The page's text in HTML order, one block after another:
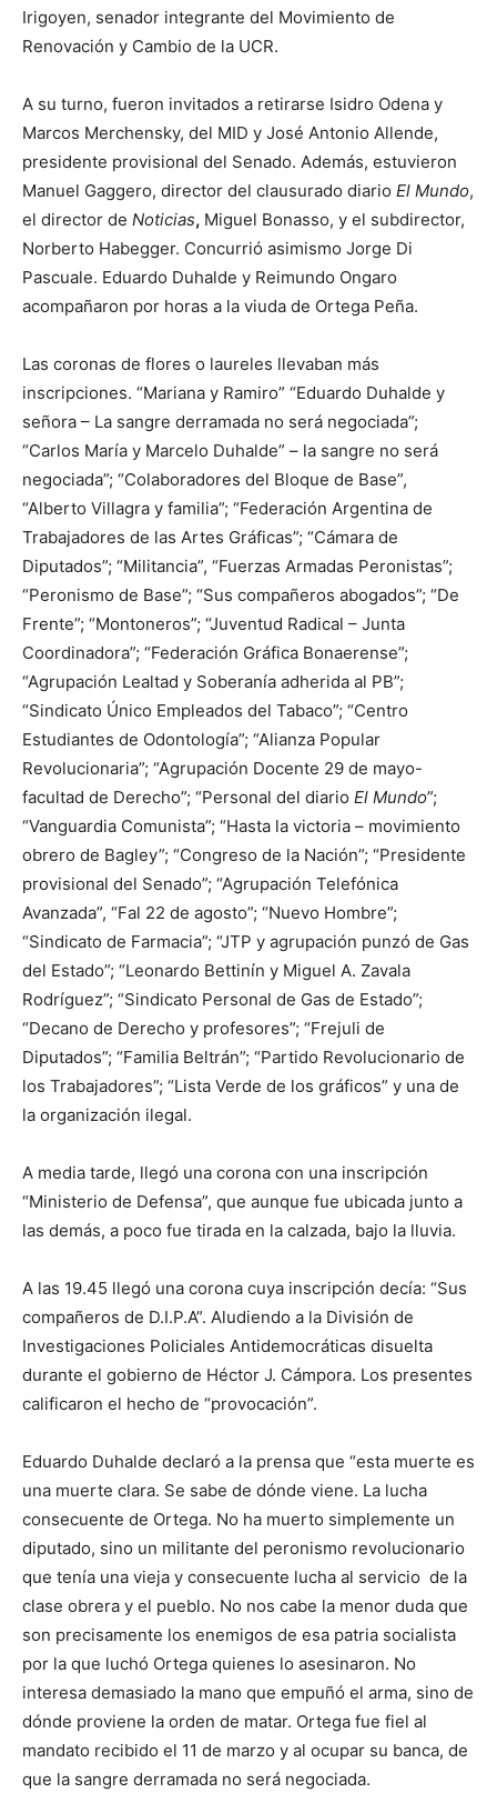
Irigoyen, senador integrante del Movimiento de
Renovación y Cambio de la UCR.
A su turno, fueron invitados a retirarse Isidro Odena y
Marcos Merchensky, del MID y José Antonio Allende,
presidente provisional del Senado. Además, estuvieron
Manuel Gaggero, director del clausurado diario El Mundo,
el director de Noticias, Miguel Bonasso, y el subdirector,
Norberto Habegger. Concurrió asimismo Jorge Di
Pascuale. Eduardo Duhalde y Reimundo Ongaro
acompañaron por horas a la viuda de Ortega Peña.
Las coronas de flores o laureles llevaban más
inscripciones. “Mariana y Ramiro” “Eduardo Duhalde y
señora – La sangre derramada no será negociada”;
“Carlos María y Marcelo Duhalde” – la sangre no será
negociada”; “Colaboradores del Bloque de Base”,
“Alberto Villagra y familia”; “Federación Argentina de
Trabajadores de las Artes Gráficas”; “Cámara de
Diputados”; “Militancia”, “Fuerzas Armadas Peronistas”;
“Peronismo de Base”; “Sus compañeros abogados”; “De
Frente”; “Montoneros”; “Juventud Radical – Junta
Coordinadora”; “Federación Gráfica Bonaerense”;
“Agrupación Lealtad y Soberanía adherida al PB”;
“Sindicato Único Empleados del Tabaco”; “Centro
Estudiantes de Odontología”; “Alianza Popular
Revolucionaria”; “Agrupación Docente 29 de mayo-
facultad de Derecho”; “Personal del diario El Mundo”;
“Vanguardia Comunista”; “Hasta la victoria – movimiento
obrero de Bagley”; “Congreso de la Nación”; “Presidente
provisional del Senado”; “Agrupación Telefónica
Avanzada”, “Fal 22 de agosto”; “Nuevo Hombre”;
“Sindicato de Farmacia”; “JTP y agrupación punzó de Gas
del Estado”; “Leonardo Bettinín y Miguel A. Zavala
Rodríguez”; “Sindicato Personal de Gas de Estado”;
“Decano de Derecho y profesores”; “Frejuli de
Diputados”; “Familia Beltrán”; “Partido Revolucionario de
los Trabajadores”; “Lista Verde de los gráficos” y una de
la organización ilegal.
A media tarde, llegó una corona con una inscripción
“Ministerio de Defensa”, que aunque fue ubicada junto a
las demás, a poco fue tirada en la calzada, bajo la lluvia.
A las 19.45 llegó una corona cuya inscripción decía: “Sus
compañeros de D.I.P.A”. Aludiendo a la División de
Investigaciones Policiales Antidemocráticas disuelta
durante el gobierno de Héctor J. Cámpora. Los presentes
calificaron el hecho de “provocación”.
Eduardo Duhalde declaró a la prensa que “esta muerte es
una muerte clara. Se sabe de dónde viene. La lucha
consecuente de Ortega. No ha muerto simplemente un
diputado, sino un militante del peronismo revolucionario
que tenía una vieja y consecuente lucha al servicio de la
clase obrera y el pueblo. No nos cabe la menor duda que
son precisamente los enemigos de esa patria socialista
por la que luchó Ortega quienes lo asesinaron. No
interesa demasiado la mano que empuñó el arma, sino de
dónde proviene la orden de matar. Ortega fue fiel al
mandato recibido el 11 de marzo y al ocupar su banca, de
que la sangre derramada no será negociada.